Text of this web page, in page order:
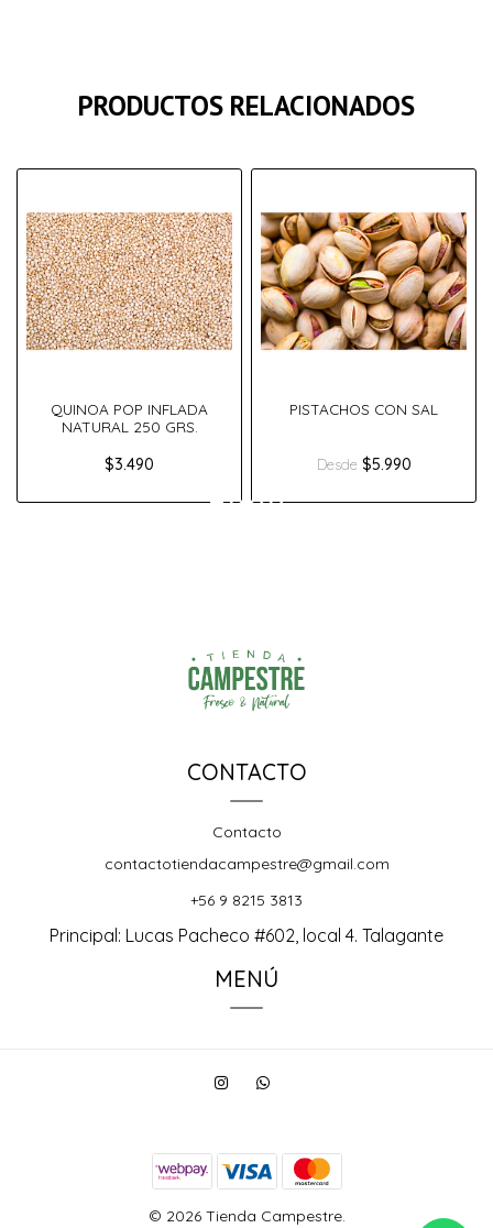
PRODUCTOS RELACIONADOS
QUINOA POP INFLADA
NATURAL 250 GRS.
$3.490
PISTACHOS CON SAL
Desde $5.990
CONTACTO
Contacto
contactotiendacampestre@gmail.com
+56 9 8215 3813
Principal: Lucas Pacheco #602, local 4. Talagante
MENÚ
© 2026 Tienda Campestre.